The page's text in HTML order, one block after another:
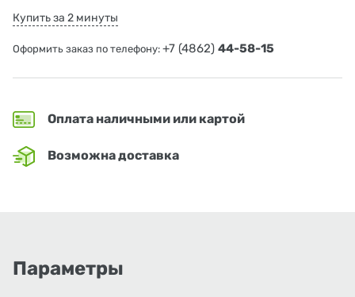
Купить за 2 минуты
Оформить заказ по телефону: +7 (4862) 44-58-15
Оплата наличными или картой
Возможна доставка
Параметры